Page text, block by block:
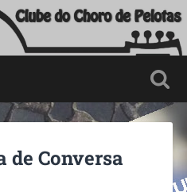
de Conversa